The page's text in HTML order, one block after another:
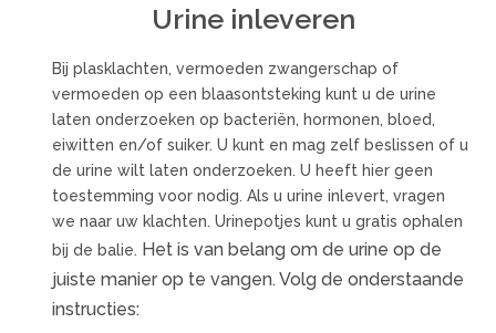
Urine inleveren
Bij plasklachten, vermoeden zwangerschap of
vermoeden op een blaasontsteking kunt u de urine
laten onderzoeken op bacteriën, hormonen, bloed,
eiwitten en/of suiker. U kunt en mag zelf beslissen of u
de urine wilt laten onderzoeken. U heeft hier geen
toestemming voor nodig. Als u urine inlevert, vragen
we naar uw klachten. Urinepotjes kunt u gratis ophalen
bij de balie. Het is van belang om de urine op de
juiste manier op te vangen. Volg de onderstaande
instructies: